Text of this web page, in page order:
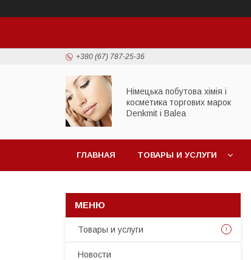
+380 (67) 787-25-36
Німецька побутова хімія і
косметика торгових марок
Denkmit i Balea
ГЛАВНАЯ ТОВАРЫ И УСЛУГИ
Товары и услуги
Новости